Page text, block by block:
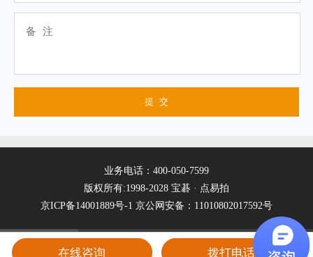
业务电话：400-050-7599
版权所有:1998-2028 宝碁 · 点易拍
京ICP备14001889号-1 京公网安备：11010802017592号
在线咨询 拨打电话